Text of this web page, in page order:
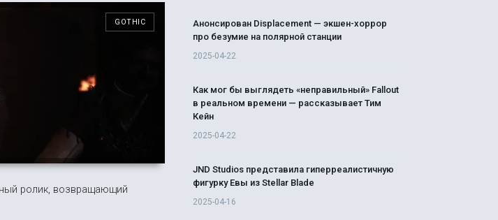
GOTHIC
ролик, возвращающий
Анонсирован Displacement — экшен-хоррор
про безумие на полярной станции
2025-04-22
Как мог бы выглядеть «неправильный» Fallout
в реальном времени — рассказывает Тим
Кейн
2025-04-22
JND Studios представила гиперреалистичную
фигурку Евы из Stellar Blade
2025-04-16